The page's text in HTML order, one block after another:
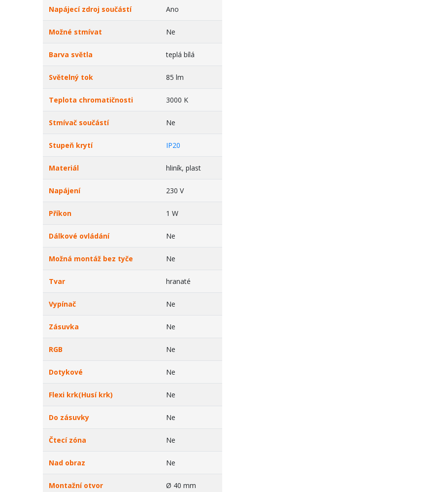
Napájecí zdroj součástí Ano
Možné stmívat Ne
Barva světla teplá bílá
Světelný tok 85 lm
Teplota chromatičnosti 3000 K
Stmívač součástí Ne
Stupeň krytí IP20
Materiál hliník, plast
Napájení 230 V
Příkon 1 W
Dálkové ovládání Ne
Možná montáž bez tyče Ne
Tvar hranaté
Vypínač Ne
Zásuvka Ne
RGB Ne
Dotykové Ne
Flexi krk(Husí krk) Ne
Do zásuvky Ne
Čtecí zóna Ne
Nad obraz Ne
Montažní otvor Ø 40 mm